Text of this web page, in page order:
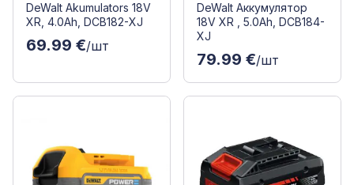
DeWalt Akumulators 18V
XR, 4.0Ah, DCB182-XJ
69.99 €/шт
DeWalt Аккумулятор
18V XR , 5.0Ah, DCB184-
XJ
79.99 €/шт